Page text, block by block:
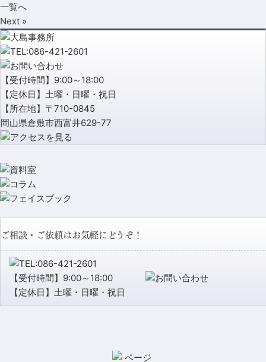
一覧へ
Next »
【受付時間】9:00～18:00
【定休日】土曜・日曜・祝日
【所在地】〒710-0845
岡山県倉敷市西富井629-77
ご相談・ご依頼はお気軽にどうぞ！
【受付時間】9:00～18:00
【定休日】土曜・日曜・祝日